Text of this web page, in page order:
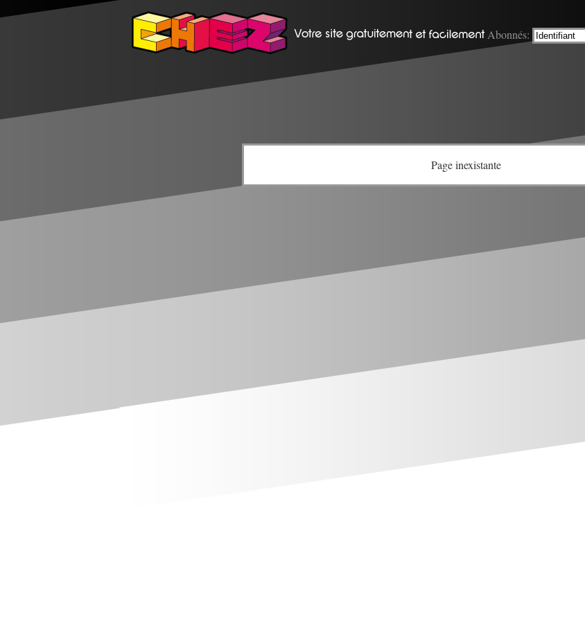
Abonnés:
Page inexistante